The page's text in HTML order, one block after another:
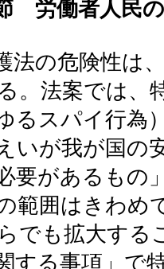
労働者人民の
の危険性は
。法案では、
るスパイ行為
いが我が国の
要があるもの
範囲はきわめ
でも拡大する
する事項」で